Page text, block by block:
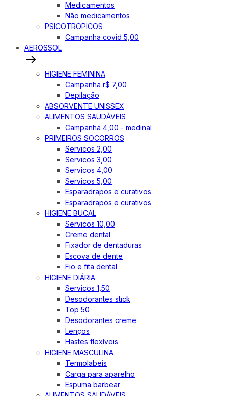
Medicamentos
Não medicamentos
PSICOTROPICOS
Campanha covid 5,00
AEROSSOL
HIGIENE FEMININA
Campanha r$ 7,00
Depilação
ABSORVENTE UNISSEX
ALIMENTOS SAUDÁVEIS
Campanha 4,00 - medinal
PRIMEIROS SOCORROS
Servicos 2,00
Servicos 3,00
Servicos 4,00
Servicos 5,00
Esparadrapos e curativos
Esparadrapos e curativos
HIGIENE BUCAL
Servicos 10,00
Creme dental
Fixador de dentaduras
Escova de dente
Fio e fita dental
HIGIENE DIÁRIA
Servicos 1,50
Desodorantes stick
Top 50
Desodorantes creme
Lenços
Hastes flexíveis
HIGIENE MASCULINA
Termolabeis
Carga para aparelho
Espuma barbear